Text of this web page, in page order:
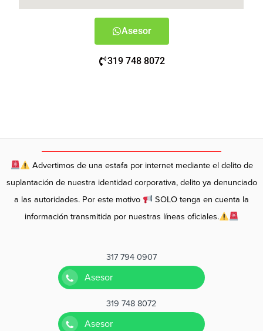
Asesor
319 748 8072
Advertimos de una estafa por internet mediante el delito de
suplantación de nuestra identidad corporativa, delito ya denunciado
a las autoridades. Por este motivo
SOLO tenga en cuenta la
información transmitida por nuestras líneas oficiales.
317 794 0907
Asesor
319 748 8072
Asesor